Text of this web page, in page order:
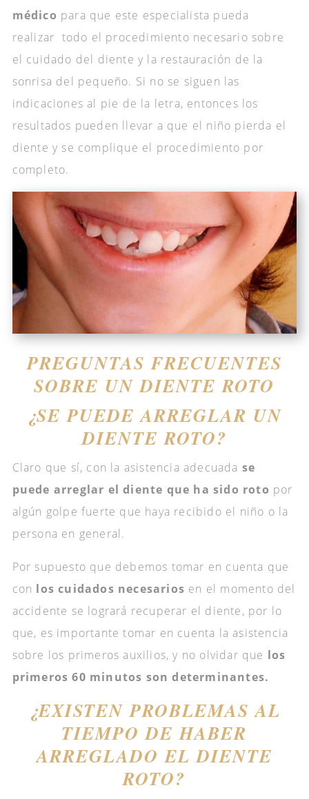
médico para que este especialista pueda
realizar todo el procedimiento necesario sobre
el cuidado del diente y la restauración de la
sonrisa del pequeño. Si no se siguen las
indicaciones al pie de la letra, entonces los
resultados pueden llevar a que el niño pierda el
diente y se complique el procedimiento por
completo.
PREGUNTAS FRECUENTES
SOBRE UN DIENTE ROTO
¿SE PUEDE ARREGLAR UN
DIENTE ROTO?
Claro que sí, con la asistencia adecuada se
puede arreglar el diente que ha sido roto por
algún golpe fuerte que haya recibido el niño o la
persona en general.
Por supuesto que debemos tomar en cuenta que
con los cuidados necesarios en el momento del
accidente se logrará recuperar el diente, por lo
que, es importante tomar en cuenta la asistencia
sobre los primeros auxilios, y no olvidar que los
primeros 60 minutos son determinantes.
¿EXISTEN PROBLEMAS AL
TIEMPO DE HABER
ARREGLADO EL DIENTE
ROTO?